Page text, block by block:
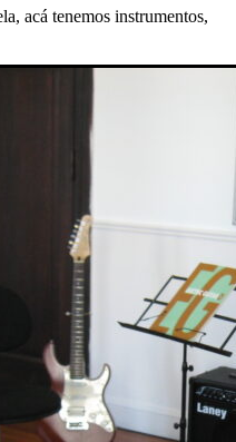
acá tenemos instrumentos,